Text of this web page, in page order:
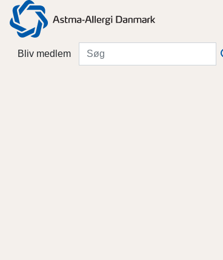
Bliv medlem